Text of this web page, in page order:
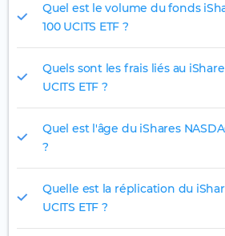
Quel est le volume du fonds
100 UCITS ETF ?
Quels sont les frais liés au
UCITS ETF ?
Quel est l'âge du iShares
?
Quelle est la réplication du
UCITS ETF ?